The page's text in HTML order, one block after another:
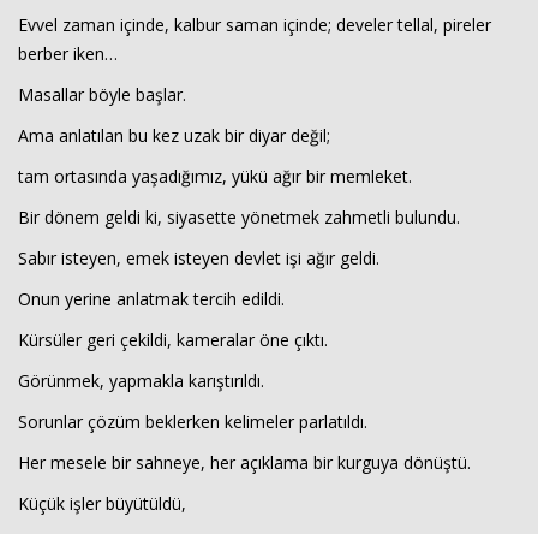
Evvel zaman içinde, kalbur saman içinde; develer tellal, pireler
berber iken…
Masallar böyle başlar.
Ama anlatılan bu kez uzak bir diyar değil;
tam ortasında yaşadığımız, yükü ağır bir memleket.
Bir dönem geldi ki, siyasette yönetmek zahmetli bulundu.
Sabır isteyen, emek isteyen devlet işi ağır geldi.
Onun yerine anlatmak tercih edildi.
Kürsüler geri çekildi, kameralar öne çıktı.
Görünmek, yapmakla karıştırıldı.
Sorunlar çözüm beklerken kelimeler parlatıldı.
Her mesele bir sahneye, her açıklama bir kurguya dönüştü.
Küçük işler büyütüldü,
Haberin Doğru Adresi.